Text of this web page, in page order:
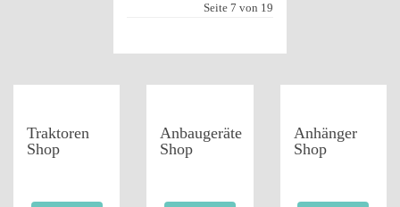
Seite 7 von 19
Traktoren
Shop
Anbaugeräte
Shop
Anhänger
Shop